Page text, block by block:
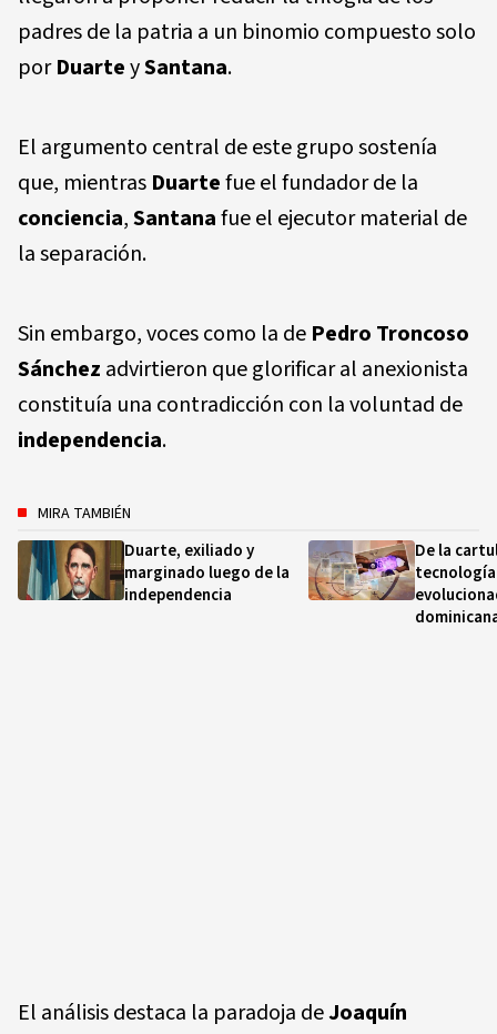
padres de la patria a un binomio compuesto solo
porDuarteySantana.
El argumento central de este grupo sostenía
que, mientras Duartefue el fundador de la
conciencia,Santanafue el ejecutor material de
la separación.
Sin embargo, voces como la de Pedro Troncoso
Sánchez advirtieron que glorificar al anexionista
constituía una contradicción con la voluntad de
independencia.
MIRA TAMBIÉN
Duarte, exiliado y
marginado luego de la
independencia
De la
El análisis destaca la paradoja deJoaquín